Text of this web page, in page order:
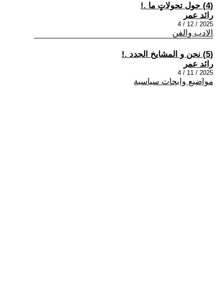
(4) حول تحولاتٍ ما .!
رائد عمر
2025 / 12 / 4
الادب والفن
(5) نحن و المشايخ الجدد .!
رائد عمر
2025 / 11 / 4
مواضيع وابحاث سياسية